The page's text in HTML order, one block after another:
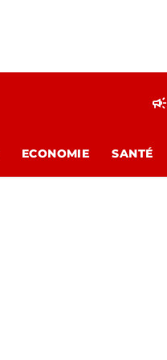
campaign
ECONOMIE SANTÉ